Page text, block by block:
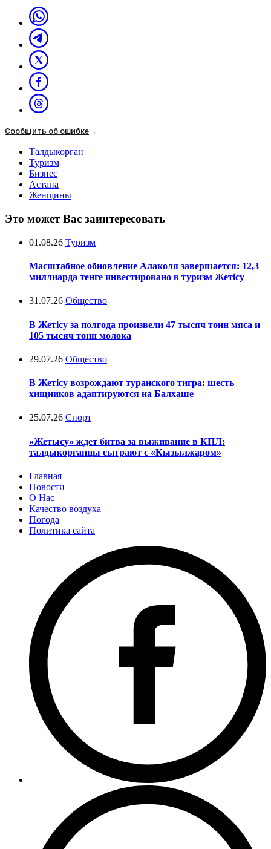
Сообщить об ошибке→
Талдыкорган
Туризм
Бизнес
Астана
Женщины
Это может Вас заинтересовать
01.08.26 Туризм
Масштабное обновление Алаколя завершается: 12,3
миллиарда тенге инвестировано в туризм Жетісу
31.07.26 Общество
В Жетісу за полгода произвели 47 тысяч тонн мяса и
105 тысяч тонн молока
29.07.26 Общество
В Жетісу возрождают туранского тигра: шесть
хищников адаптируются на Балхаше
25.07.26 Спорт
«Жетысу» ждет битва за выживание в КПЛ:
талдыкорганцы сыграют с «Кызылжаром»
Главная
Новости
О Нас
Качество воздуха
Погода
Политика сайта